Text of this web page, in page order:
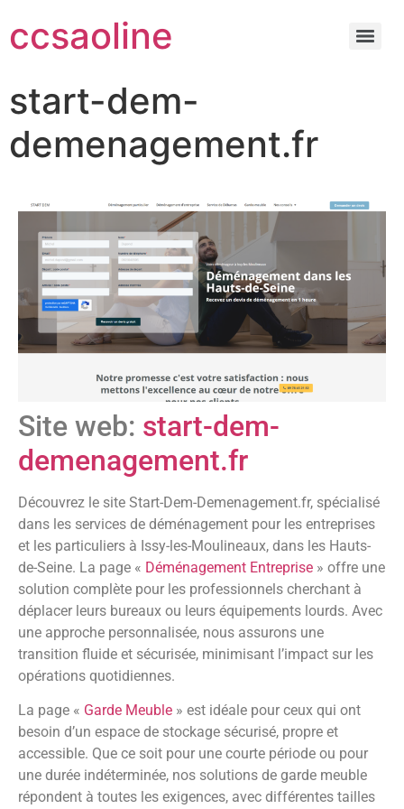
ccsaoline
start-dem-
demenagement.fr
Site web: start-dem-
demenagement.fr
Découvrez le site Start-Dem-Demenagement.fr, spécialisé
dans les services de déménagement pour les entreprises
et les particuliers à Issy-les-Moulineaux, dans les Hauts-
de-Seine. La page « Déménagement Entreprise » offre une
solution complète pour les professionnels cherchant à
déplacer leurs bureaux ou leurs équipements lourds. Avec
une approche personnalisée, nous assurons une
transition fluide et sécurisée, minimisant l’impact sur les
opérations quotidiennes.
La page « Garde Meuble » est idéale pour ceux qui ont
besoin d’un espace de stockage sécurisé, propre et
accessible. Que ce soit pour une courte période ou pour
une durée indéterminée, nos solutions de garde meuble
répondent à toutes les exigences, avec différentes tailles